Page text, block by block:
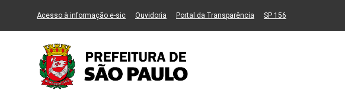
Ir ao Conteúdo Ir para menu principal 2 Ir para busca Ir para rodapé
Acesso à informação e-sic(Link para um novo sítio)
Ouvidoria (Link para um novo sítio)
Portal da Transparência (Link para um novo sítio)
SP 156